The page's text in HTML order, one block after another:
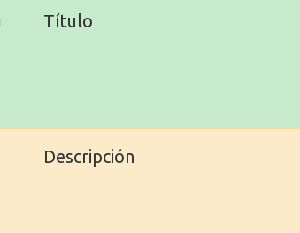
Título
Descripción